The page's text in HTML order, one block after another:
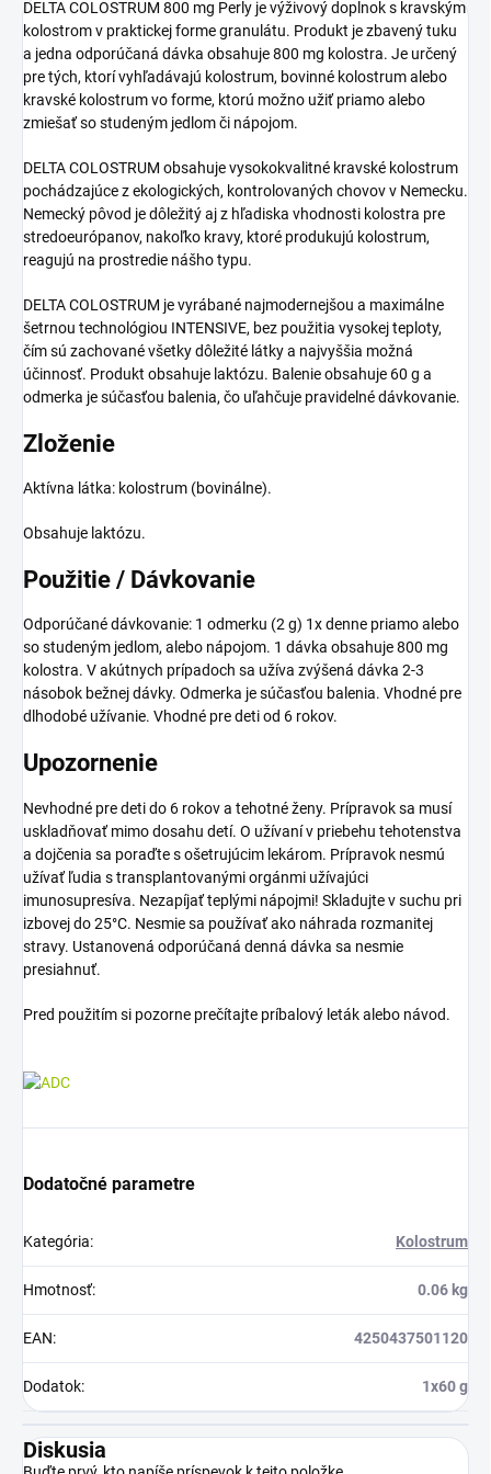
DELTA COLOSTRUM 800 mg Perly je výživový doplnok s kravským
kolostrom v praktickej forme granulátu. Produkt je zbavený tuku
a jedna odporúčaná dávka obsahuje 800 mg kolostra. Je určený
pre tých, ktorí vyhľadávajú kolostrum, bovinné kolostrum alebo
kravské kolostrum vo forme, ktorú možno užiť priamo alebo
zmiešať so studeným jedlom či nápojom.
DELTA COLOSTRUM obsahuje vysokokvalitné kravské kolostrum
pochádzajúce z ekologických, kontrolovaných chovov v Nemecku.
Nemecký pôvod je dôležitý aj z hľadiska vhodnosti kolostra pre
stredoeurópanov, nakoľko kravy, ktoré produkujú kolostrum,
reagujú na prostredie nášho typu.
DELTA COLOSTRUM je vyrábané najmodernejšou a maximálne
šetrnou technológiou INTENSIVE, bez použitia vysokej teploty,
čím sú zachované všetky dôležité látky a najvyššia možná
účinnosť. Produkt obsahuje laktózu. Balenie obsahuje 60 g a
odmerka je súčasťou balenia, čo uľahčuje pravidelné dávkovanie.
Zloženie
Aktívna látka: kolostrum (bovinálne).
Obsahuje laktózu.
Použitie / Dávkovanie
Odporúčané dávkovanie: 1 odmerku (2 g) 1x denne priamo alebo
so studeným jedlom, alebo nápojom. 1 dávka obsahuje 800 mg
kolostra. V akútnych prípadoch sa užíva zvýšená dávka 2-3
násobok bežnej dávky. Odmerka je súčasťou balenia. Vhodné pre
dlhodobé užívanie. Vhodné pre deti od 6 rokov.
Upozornenie
Nevhodné pre deti do 6 rokov a tehotné ženy. Prípravok sa musí
uskladňovať mimo dosahu detí. O užívaní v priebehu tehotenstva
a dojčenia sa poraďte s ošetrujúcim lekárom. Prípravok nesmú
užívať ľudia s transplantovanými orgánmi užívajúci
imunosupresíva. Nezapíjať teplými nápojmi! Skladujte v suchu pri
izbovej do 25°C. Nesmie sa používať ako náhrada rozmanitej
stravy. Ustanovená odporúčaná denná dávka sa nesmie
presiahnuť.
Pred použitím si pozorne prečítajte príbalový leták alebo návod.
Dodatočné parametre
Kategória: Kolostrum
Hmotnosť: 0.06 kg
EAN: 4250437501120
Dodatok: 1x60 g
Diskusia